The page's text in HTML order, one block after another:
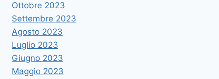
Ottobre 2023
Settembre 2023
Agosto 2023
Luglio 2023
Giugno 2023
Maggio 2023